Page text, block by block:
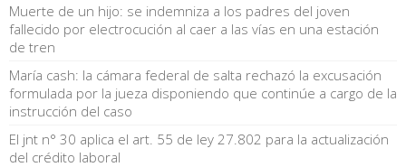
Muerte de un hijo: se indemniza a los padres del joven
fallecido por electrocución al caer a las vías en una estación
de tren
María cash: la cámara federal de salta rechazó la excusación
formulada por la jueza disponiendo que continúe a cargo de la
instrucción del caso
El jnt n° 30 aplica el art. 55 de ley 27.802 para la actualización
del crédito laboral